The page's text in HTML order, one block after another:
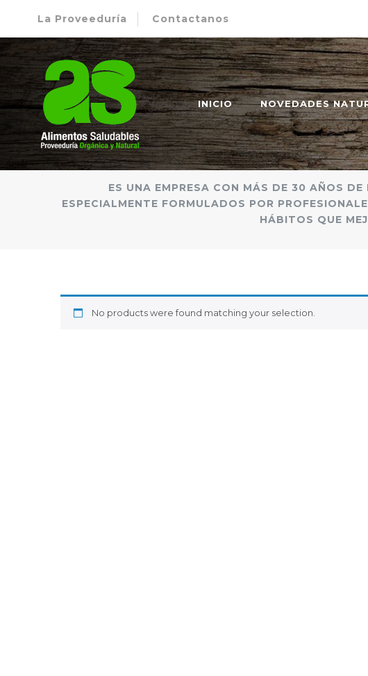
La Proveeduría Contactanos
Alimentos Saludables – Dietética en Rosario
Proveeduría Orgánica y Natural INICIO NOVEDADES
ES UNA EMPRESA CON MÁS DE 30 AÑOS
ESPECIALMENTE FORMULADOS POR
HÁBITOS QUE
No products were found matching your selection.